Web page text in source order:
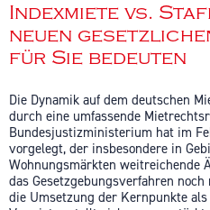
Indexmiete vs.
neuen
für Sie bedeuten
Die Dynamik auf dem deutschen
durch eine umfassende
Bundesjustizministerium hat im
vorgelegt, der insbesondere in
Wohnungsmärkten weitreichende
das Gesetzgebungsverfahren
die Umsetzung der Kernpunkte